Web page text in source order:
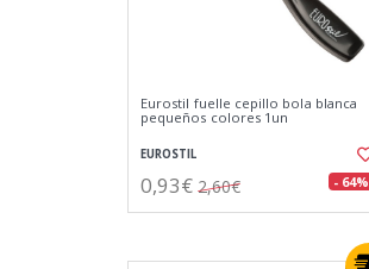
Eurostil fuelle cepillo bola blanca
pequeños colores 1un
EUROSTIL
0,93€ 2,60€ - 64%